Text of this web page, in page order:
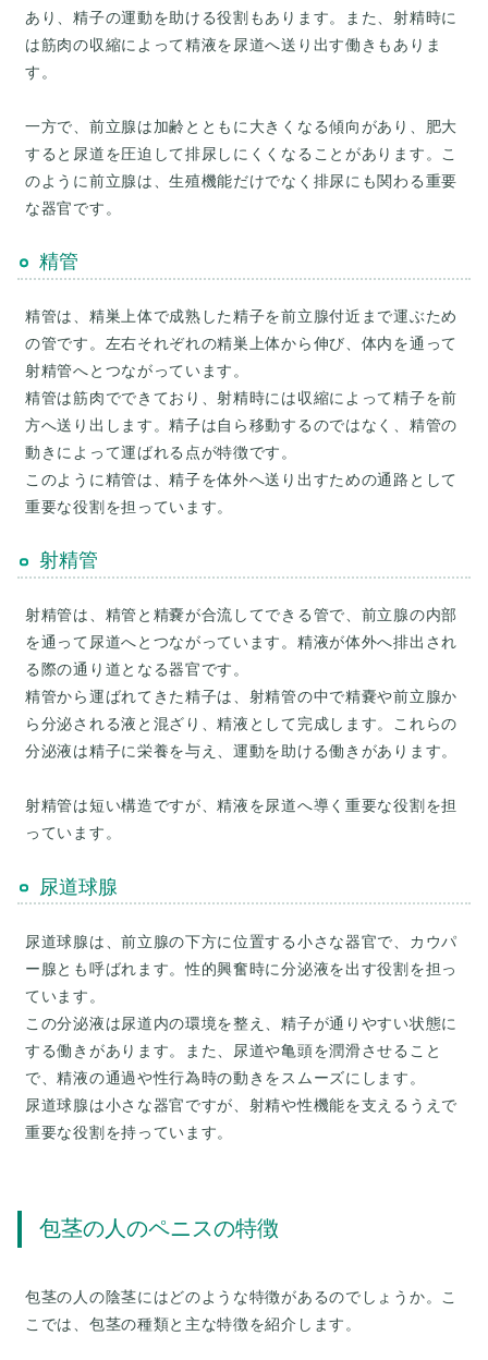
あり、精子の運動を助ける役割もあります。また、射精時に
は筋肉の収縮によって精液を尿道へ送り出す働きもありま
す。
一方で、前立腺は加齢とともに大きくなる傾向があり、肥大
すると尿道を圧迫して排尿しにくくなることがあります。こ
のように前立腺は、生殖機能だけでなく排尿にも関わる重要
精管
精管は、精巣上体で成熟した精子を前立腺付近まで運ぶため
の管です。左右それぞれの精巣上体から伸び、体内を通って
射精管へとつながっています。
精管は筋肉でできており、射精時には収縮によって精子を前
方へ送り出します。精子は自ら移動するのではなく、精管の
動きによって運ばれる点が特徴です。
このように精管は、精子を体外へ送り出すための通路として
射精管
射精管は、精管と精嚢が合流してできる管で、前立腺の内部
を通って尿道へとつながっています。精液が体外へ排出され
る際の通り道となる器官です。
精管から運ばれてきた精子は、射精管の中で精嚢や前立腺か
ら分泌される液と混ざり、精液として完成します。これらの
分泌液は精子に栄養を与え、運動を助ける働きがあります。
射精管は短い構造ですが、精液を尿道へ導く重要な役割を担
尿道球腺
尿道球腺は、前立腺の下方に位置する小さな器官で、カウパ
ー腺とも呼ばれます。性的興奮時に分泌液を出す役割を担っ
ています。
この分泌液は尿道内の環境を整え、精子が通りやすい状態に
する働きがあります。また、尿道や亀頭を潤滑させること
で、精液の通過や性行為時の動きをスムーズにします。
尿道球腺は小さな器官ですが、射精や性機能を支えるうえで
重要な役割を持っています。
包茎の人のペニスの特徴
包茎の人の陰茎にはどのような特徴があるのでしょうか。こ